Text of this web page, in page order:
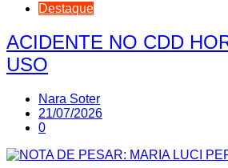
Destaque
ACIDENTE NO CDD
USO
Nara Soter
21/07/2026
0